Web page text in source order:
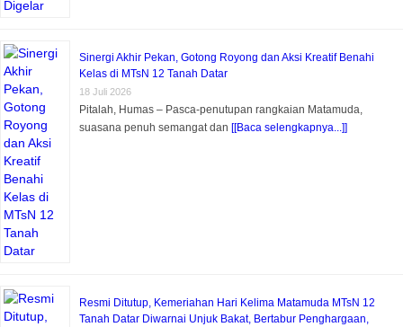
Sinergi Akhir Pekan, Gotong Royong dan Aksi Kreatif Benahi
Kelas di MTsN 12 Tanah Datar
18 Juli 2026
Pitalah, Humas – Pasca-penutupan rangkaian Matamuda,
suasana penuh semangat dan [[Baca selengkapnya...]]
Resmi Ditutup, Kemeriahan Hari Kelima Matamuda MTsN 12
Tanah Datar Diwarnai Unjuk Bakat, Bertabur Penghargaan,